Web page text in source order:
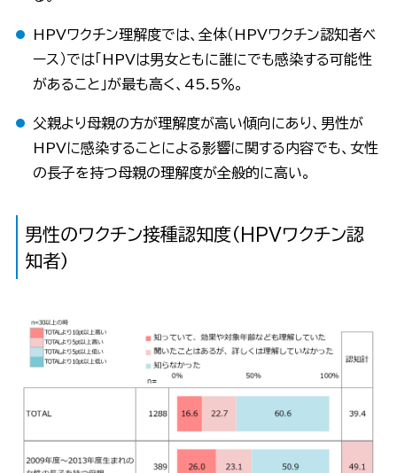
HPVワクチン理解度では、全体（HPVワクチン認知者ベ
ース）では「HPVは男女ともに誰にでも感染する可能性
があること」が最も高く、45.5％。
父親より母親の方が理解度が高い傾向にあり、男性が
HPVに感染することによる影響に関する内容でも、女性
の長子を持つ母親の理解度が全般的に高い。
男性のワクチン接種認知度（HPVワクチン認
知者）